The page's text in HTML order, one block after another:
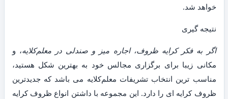
خواهد شد.
نتیجه گیری
اگر به فکر کرایه ظروف، اجاره میز و صندلی در معلم‌کلایه، و
مکانی زیبا برای برگزاری مجالس خود به بهترین شکل هستید،
مناسب ترین انتخاب تشریفات معلم‌کلایه می باشد که جدیدترین
ظروف کرایه ای را دارد. این مجموعه با داشتن انواع ظروف کرایه